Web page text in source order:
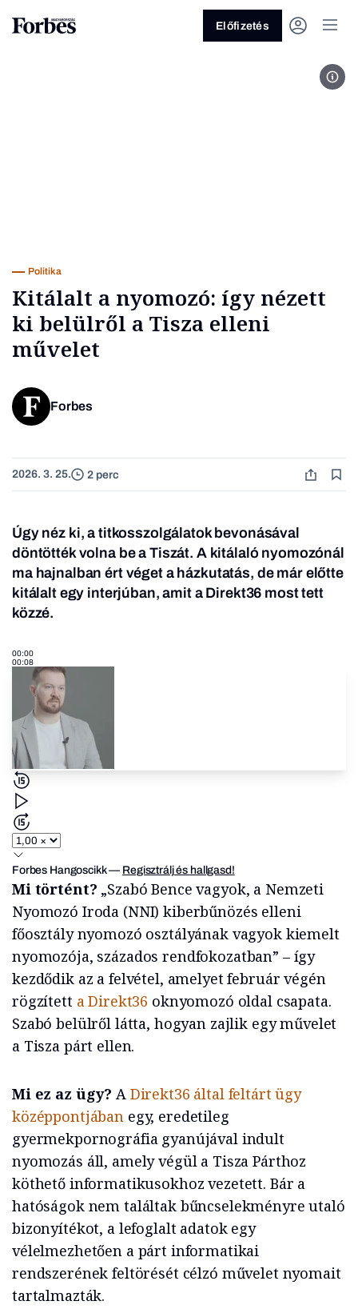
Előfizetés
Politika
Kitálalt a nyomozó: így nézett
ki belülről a Tisza elleni
művelet
Forbes
2026. 3. 25. 2 perc
Úgy néz ki, a titkosszolgálatok bevonásával
döntötték volna be a Tiszát. A kitálaló nyomozónál
ma hajnalban ért véget a házkutatás, de már előtte
kitálalt egy interjúban, amit a Direkt36 most tett
közzé.
00:00
00:08
Forbes Hangoscikk— Regisztrálj és hallgasd!
Mi történt? „Szabó Bence vagyok, a Nemzeti
Nyomozó Iroda (NNI) kiberbűnözés elleni
főosztály nyomozó osztályának vagyok kiemelt
nyomozója, százados rendfokozatban” – így
kezdődik az a felvétel, amelyet február végén
rögzített a Direkt36 oknyomozó oldal csapata.
Szabó belülről látta, hogyan zajlik egy művelet
a Tisza párt ellen.
Mi ez az ügy? A Direkt36 által feltárt ügy
középpontjábanegy, eredetileg
gyermekpornográfia gyanújával indult
nyomozás áll, amely végül a Tisza Párthoz
köthető informatikusokhoz vezetett. Bár a
hatóságok nem találtak bűncselekményre utaló
bizonyítékot, a lefoglalt adatok egy
vélelmezhetően a párt informatikai
rendszerének feltörését célzó művelet nyomait
tartalmazták.